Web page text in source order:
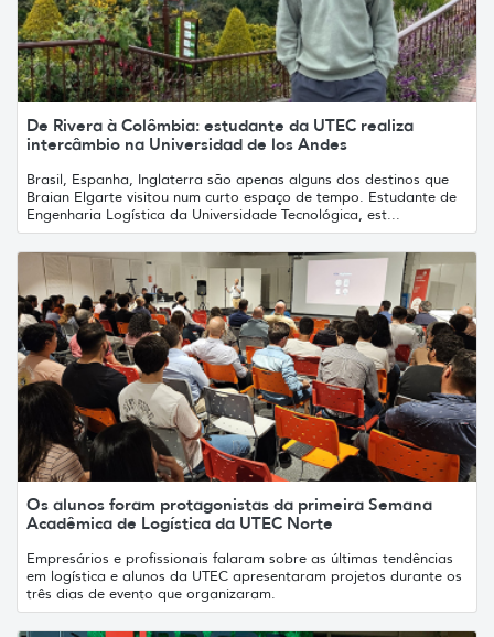
De Rivera à Colômbia: estudante da UTEC realiza
intercâmbio na Universidad de los Andes
Brasil, Espanha, Inglaterra são apenas alguns dos destinos que
Braian Elgarte visitou num curto espaço de tempo. Estudante de
Engenharia Logística da Universidade Tecnológica, est...
Os alunos foram protagonistas da primeira Semana
Acadêmica de Logística da UTEC Norte
Empresários e profissionais falaram sobre as últimas tendências
em logística e alunos da UTEC apresentaram projetos durante os
três dias de evento que organizaram.